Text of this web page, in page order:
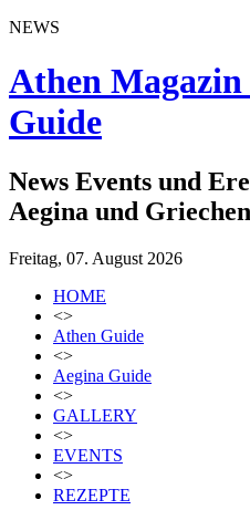
NEWS
Athen
Guide
News Events und
Aegina und
Freitag, 07. August 2026
HOME
<>
Athen Guide
<>
Aegina Guide
<>
GALLERY
<>
EVENTS
<>
REZEPTE